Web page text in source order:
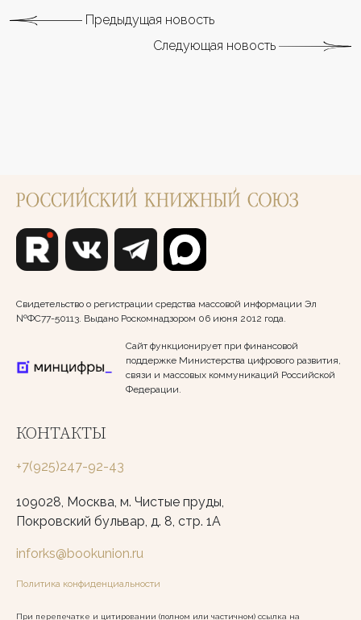
Предыдущая новость
Следующая новость
Свидетельство о регистрации средства массовой информации Эл
№ФС77-50113. Выдано Роскомнадзором 06 июня 2012 года.
Сайт функционирует при финансовой
поддержке Министерства цифрового развития,
связи и массовых коммуникаций Российской
Федерации.
КОНТАКТЫ
+7(925)247-92-43
109028, Москва, м. Чистые пруды,
Покровский бульвар, д. 8, стр. 1А
inforks@bookunion.ru
Политика конфиденциальности
При перепечатке и цитировании (полном или частичном) ссылка на